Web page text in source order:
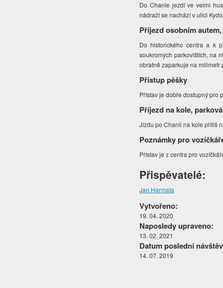
Do Chanie jezdí ve velmi
nádraží se nachází v ulici
Příjezd osobním
Do historického centra a k
soukromých parkovištích, na
obratně zaparkuje na milimetr
Přístup pěšky
Přístav je dobře dostupný pro
Příjezd na kole,
Jízdu po Chanii na kole příliš
Poznámky pro
Přístav je z centra pro
Přispěvatelé:
Jan Harmata
Vytvořeno:
19. 04. 2020
Naposledy upraveno:
13. 02. 2021
Datum poslední
14. 07. 2019